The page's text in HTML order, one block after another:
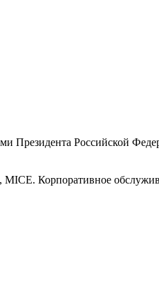
Российской
Корпоративное